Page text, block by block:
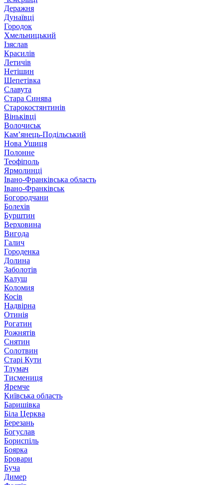
Деражня
Дунаївці
Городок
Хмельницький
Ізяслав
Красилів
Летичів
Нетішин
Шепетівка
Славута
Стара Синява
Старокостянтинів
Віньківці
Волочиськ
Кам’янець-Подільський
Нова Ушиця
Полонне
Теофіполь
Ярмолинці
Івано-Франківська область
Івано-Франківськ
Богородчани
Болехів
Бурштин
Верховина
Вигода
Галич
Городенка
Долина
Заболотів
Калуш
Коломия
Косів
Надвірна
Отинія
Рогатин
Рожнятів
Снятин
Солотвин
Старі Кути
Тлумач
Тисмениця
Яремче
Київська область
Баришівка
Біла Церква
Березань
Богуслав
Бориспіль
Боярка
Бровари
Буча
Димер